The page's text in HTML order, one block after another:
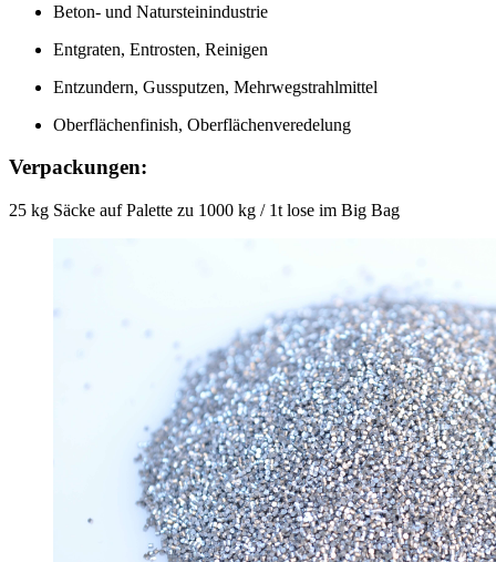
Beton- und Natursteinindustrie
Entgraten, Entrosten, Reinigen
Entzundern, Gussputzen, Mehrwegstrahlmittel
Oberflächenfinish, Oberflächenveredelung
Verpackungen:
25 kg Säcke auf Palette zu 1000 kg / 1t lose im Big Bag